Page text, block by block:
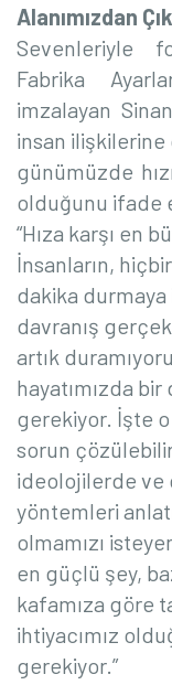
Alanımızdan
Sevenleriyle
Fabrika
imzalayan
insan ilişkilerine
günümüzde
olduğunu ifade
“Hıza karşı en
İnsanların,
dakika durmaya
davranış
artık
hayatımızda
gerekiyor. İşte
sorun
ideolojilerde ve
yöntemleri
olmamızı
en güçlü şey,
kafamıza göre
ihtiyacımız
gerekiyor.”